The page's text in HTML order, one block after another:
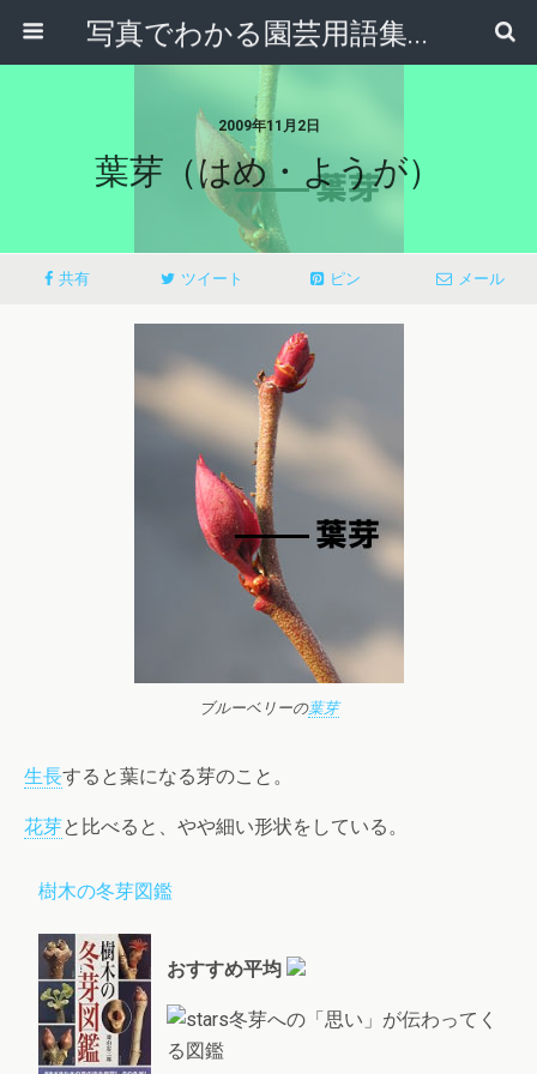
写真でわかる園芸用語集｜見て納得！かんたんガーデニング用語辞典
2009年11月2日
葉芽（はめ・ようが）
共有 ツイート ピン メール
ブルーベリーの葉芽
生長すると葉になる芽のこと。
花芽と比べると、やや細い形状をしている。
樹木の冬芽図鑑
おすすめ平均
冬芽への「思い」が伝わってく
る図鑑